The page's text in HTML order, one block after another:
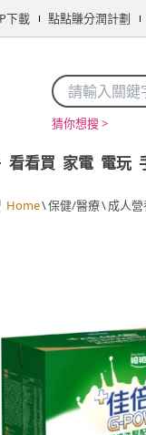
下載 點點賺分潤計劃
猜你想搜 >
看看買 家電 電玩
Home\保健/醫療\成人